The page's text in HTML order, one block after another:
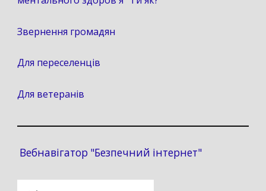
Звернення громадян
Для переселенців
Для ветеранів
Вебнавігатор "Безпечний інтернет"